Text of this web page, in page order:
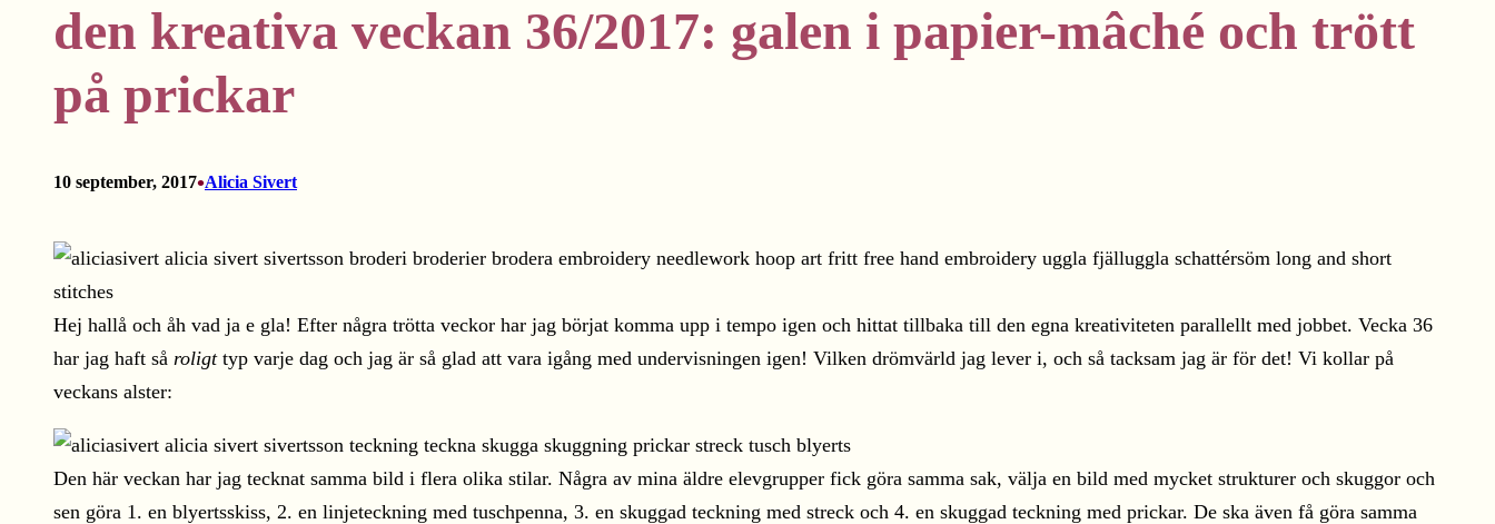
den kreativa veckan 36/2017: galen i papier-mâché och trött
på prickar
10 september, 2017•Alicia Sivert
Hej hallå och åh vad ja e gla! Efter några trötta veckor har jag börjat komma upp i tempo igen och hittat tillbaka till den egna kreativiteten parallellt med jobbet. Vecka 36
har jag haft så roligttyp varje dag och jag är så glad att vara igång med undervisningen igen! Vilken drömvärld jag lever i, och så tacksam jag är för det! Vi kollar på
veckans alster:
Den här veckan har jag tecknat samma bild i flera olika stilar. Några av mina äldre elevgrupper fick göra samma sak, välja en bild med mycket strukturer och skuggor och
sen göra 1. en blyertsskiss, 2. en linjeteckning med tuschpenna, 3. en skuggad teckning med streck och 4. en skuggad teckning med prickar. De ska även få göra samma